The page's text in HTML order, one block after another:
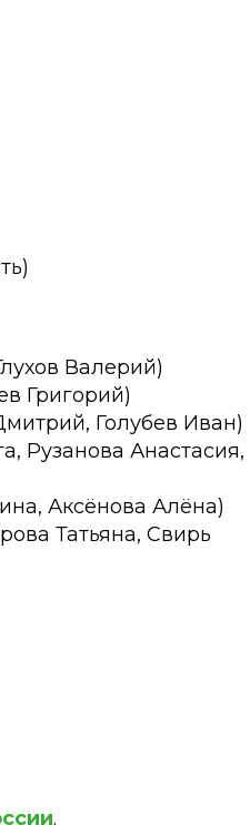
Валерий)
Григорий)
Голубев Иван)
Рузанова Анастасия,
Аксёнова Алёна)
Татьяна, Свирь
.